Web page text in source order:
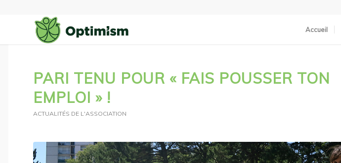
Accueil
PARI TENU POUR « FAIS POUSSER TON
EMPLOI » !
ACTUALITÉS DE L'ASSOCIATION